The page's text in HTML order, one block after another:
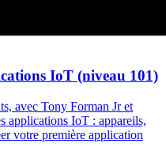
IoT (niveau 101)
avec Tony Forman Jr et
applications IoT : appareils,
votre première application